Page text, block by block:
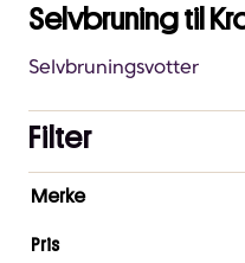
Selvbruning til
Selvbruningsvotter
Filter
Merke
Pris